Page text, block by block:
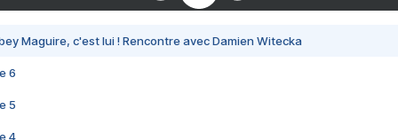
Maguire, c'est lui ! Rencontre avec Damien Witecka
6
5
4